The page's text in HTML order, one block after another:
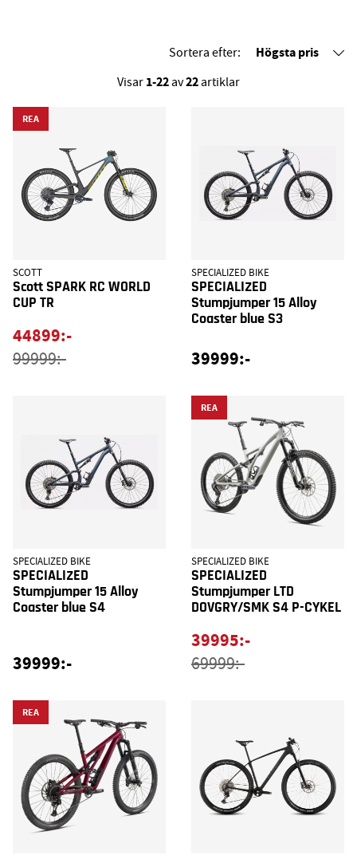
Sortera efter: Högsta pris
Visar 1-22av22artiklar
REA
SCOTT
Scott SPARK RC WORLD
CUP TR
44899:-
99999:-
SPECIALIZED BIKE
SPECIALIZED
Stumpjumper 15 Alloy
Coaster blue S3
39999:-
SPECIALIZED BIKE
SPECIALIZED
Stumpjumper 15 Alloy
Coaster blue S4
39999:-
REA
SPECIALIZED BIKE
SPECIALIZED
Stumpjumper LTD
DOVGRY/SMK S4 P-CYKEL
39995:-
69999:-
REA